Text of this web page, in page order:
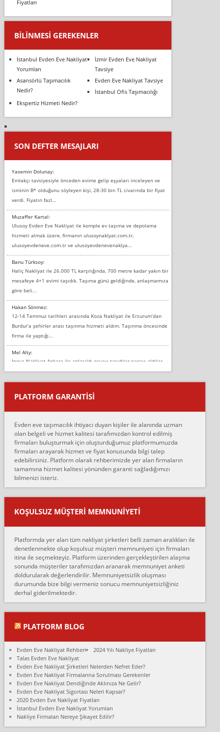
Fiyatları
BILINMESI GEREKENLER
İstanbul Evden Eve Nakliyat
Yorumları
İzmir Evden Eve Nakliyat
Tavsiye
Asansörlü Taşımacılık
Nedir?
Evden Eve Nakliyat Tavsiye
İstanbul Ofis Taşımacılığı
Ekspertiz Hizmeti Nedir?
SON DEFTER MESAJLARI
Yasemin Dolunay:
Emlakçı tavsiyesiyle önceden evime gelip eşyaları inceleyen ve
isminin B* olduğunu söyleyen kişi, 28-30 bin TL civarında bir fiyat
verdi. Fiyatın fazl...
Muzaffer Kartal:
Ulusoy Evden Eve Nakliyat ile komple ev taşıma ve depolama
hizmeti almak üzere, firmanın ulusoynaklyat.com.tr,
ulusoyevdeneve.com.tr ve ulusoyevdenevenaklya...
Banu Türksoy:
Haliç Nakliyat ile 26.000 TL karşılığında, 700 metre kadar yakın bir
mesafeye 4+1 evimi taşıdık. Taşıma günü geldiğinde, anlaşmamıza
göre beli...
Hakan Sönmez:
12-14 Temmuz tarihleri arasında Koza Nakliyat ile Erzurum’dan
Burdur’a şehirler arası taşınma hizmeti aldım. Taşınma öncesinde
firma ile yaptığı...
Mel Alty:
İnova Nakliyat Ankara ile anlaşıldı eşyayı taşıdılar parayı aldılar.
Salon duvarına bir baktım birisi boydan alüminyum renkli bantı
yapıştırm...
Murat:
çalıştıklarını, müş...
Ahmet:
Lüleburgaz güngünes evden eve naklyat eşyalarımı taşımak için
anlaştık sabah eve geldiklerinde de eşyalarımı düzgün şekilde
sarcaz demelerine r...
mehmet güldü:
Ankara ALİCANLAR NAKLİYAT Tutarsız ve ticari ahlak problemleri
var verdikleri fiyat teklifini arttırdılar. Sonrasında taşıma gününde
oldukça tutarsı...
Ankara Alicanlar naklyat tel 5465524025. 2600 TL'ye ankaradan
Konya ya Alicanlar naklyat la anlaştık bu şahıs evin taşınacağı gün
fiyatın mazoto gele...
Fatih kokmese:
Diyarbakır dan eşyamı getirtmek için anlaştım sözleşme yaptım.
Son anda fiyat artırdılar.. mecburiyetten tasittim.. bu kişiler ağrılı
Ali:
olduk. Asansörlü dediler sonra uraya asansör kurulmaz dediler
fark istediler. ortada asa...
Nimet:
Ben 2021 Ağustos ilk haftası Evimi taşıdım yani İstanbul'un bir
Mahallesi'nden bir başka Mahallesi'ne yani Ümraniye bölgesinde
oturuyorum önceleri ara...
Nimet Köse:
Merhaba ben 2021 Ağustos ilk haftası evimi Ümraniye'den Çok
PLATFORM GARANTİSİ
Evden eve taşımacılık ihtiyacı duyan kişiler ile alanında uzman
olan belgeli ve hizmet kalitesi tarafımızdan kontrol edilmiş
firmaları buluşturmak için oluşturduğumuz platformumuzda
firmaları arayarak hizmet ve fiyat konusunda bilgi talep
edebilirsiniz. Platform olarak rehberimizde yer alan firmaların
tamamına hizmet kalitesi yönünden garanti sağladığımızı
bilmenizi isteriz.
KOŞULSUZ MÜŞTERI MEMNUNIYETI
Platformda yer alan tüm nakliyat şirketleri belli zaman aralıkları ile
denetlenmekte olup koşulsuz müşteri memnuniyeti için firmaları
itina ile seçmekteyiz. Platform üzerinden gerçekleştirilen alaşma
sonunda müşteriler tarafımızdan aranarak memnuniyet anketi
doldurularak değerlendirilir. Memnuniyetsizlik oluşması
durumunda bize bilgi vermeniz sonucu memnuniyetsizliğiniz
derhal giderilmektedir.
PLATFORM BLOG
Evden Eve Nakliyat Rehberi
2024 Yılı Nakliye Fiyatları
Talas Evden Eve Nakliyat
Evden Eve Nakliyat Şirketleri Nelerden Nefret Eder?
Evden Eve Nakliyat Firmalarına Sorulması Gerekenler
Evden Eve Nakliyat Dendiğinde Aklınıza Ne Gelir?
Evden Eve Nakliyat Sigortası Neleri Kapsar?
2020 Evden Eve Nakliyat Fiyatları
İstanbul Evden Eve Nakliyat Yorumları
Nakliye Firmaları Nereye Şikayet Edilir?